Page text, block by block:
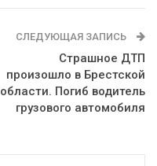
СЛЕДУЮЩАЯ ЗАПИСЬ
Страшное ДТП
произошло в Брестской
области. Погиб водитель
грузового автомобиля